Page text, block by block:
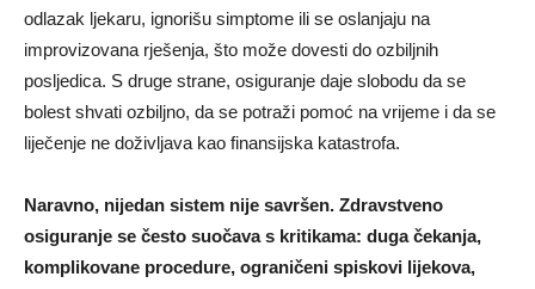
odlazak ljekaru, ignorišu simptome ili se oslanjaju na
improvizovana rješenja, što može dovesti do ozbiljnih
posljedica. S druge strane, osiguranje daje slobodu da se
bolest shvati ozbiljno, da se potraži pomoć na vrijeme i da se
liječenje ne doživljava kao finansijska katastrofa.
Naravno, nijedan sistem nije savršen. Zdravstveno
osiguranje se često suočava s kritikama: duga čekanja,
komplikovane procedure, ograničeni spiskovi lijekova,